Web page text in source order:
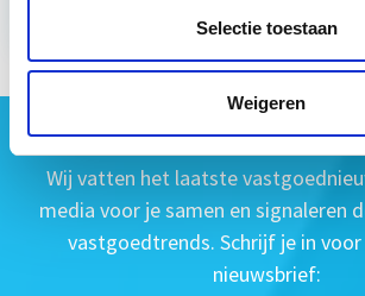
Selectie toestaan
Weigeren
Geen vastgoednieuws
Wij vatten het laatste
media voor je samen en signaleren
vastgoedtrends. Schrijf je in
nieuwsbrief: